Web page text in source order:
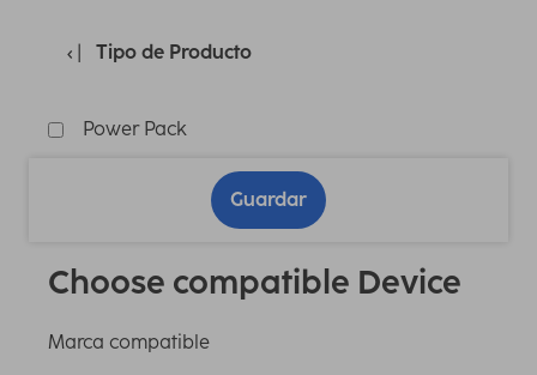
Tipo de Producto
Power Pack
Guardar
Choose compatible Device
Marca compatible